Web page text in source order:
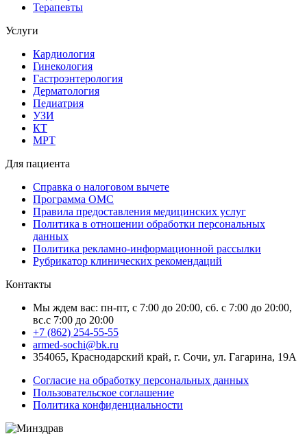
Терапевты
Услуги
Кардиология
Гинекология
Гастроэнтерология
Дерматология
Педиатрия
УЗИ
КТ
МРТ
Для пациента
Справка о налоговом вычете
Программа ОМС
Правила предоставления медицинских услуг
Политика в отношении обработки персональных
данных
Политика рекламно-информационной рассылки
Рубрикатор клинических рекомендаций
Контакты
Мы ждем вас: пн-пт, с 7:00 до 20:00, сб. с 7:00 до 20:00,
вс.с 7:00 до 20:00
+7 (862) 254-55-55
armed-sochi@bk.ru
354065, Краснодарский край, г. Сочи, ул. Гагарина, 19А
Согласие на обработку персональных данных
Пользовательское соглашение
Политика конфиденциальности